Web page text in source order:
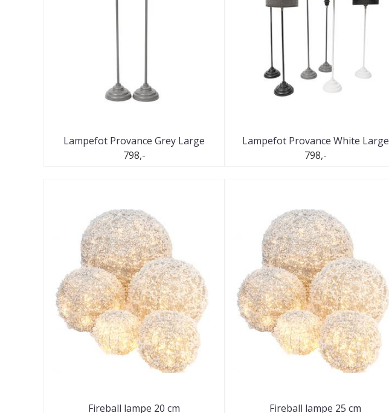
Lampefot Provance Grey Large
798,-
Lampefot Provance White Large
798,-
Fireball lampe 20 cm
Fireball lampe 25 cm